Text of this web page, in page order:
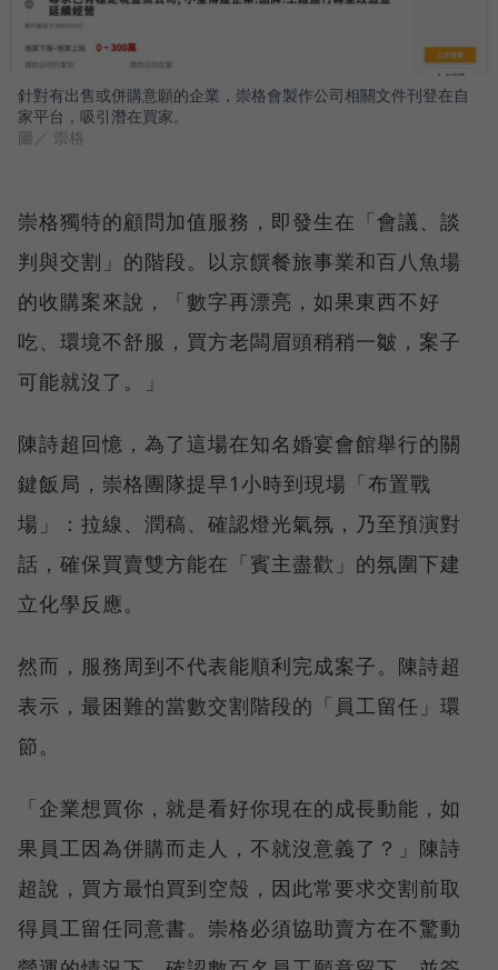
針對有出售或併購意願的企業，崇格會製作公司相關文件刊登在自
家平台，吸引潛在買家。
圖／ 崇格
崇格獨特的顧問加值服務，即發生在「會議、談
判與交割」的階段。以京饌餐旅事業和百八魚場
的收購案來說，「數字再漂亮，如果東西不好
吃、環境不舒服，買方老闆眉頭稍稍一皺，案子
可能就沒了。」
陳詩超回憶，為了這場在知名婚宴會館舉行的關
鍵飯局，崇格團隊提早1小時到現場「布置戰
場」：拉線、潤稿、確認燈光氣氛，乃至預演對
話，確保買賣雙方能在「賓主盡歡」的氛圍下建
立化學反應。
然而，服務周到不代表能順利完成案子。陳詩超
表示，最困難的當數交割階段的「員工留任」環
節。
「企業想買你，就是看好你現在的成長動能，如
果員工因為併購而走人，不就沒意義了？」陳詩
超說，買方最怕買到空殼，因此常要求交割前取
得員工留任同意書。崇格必須協助賣方在不驚動